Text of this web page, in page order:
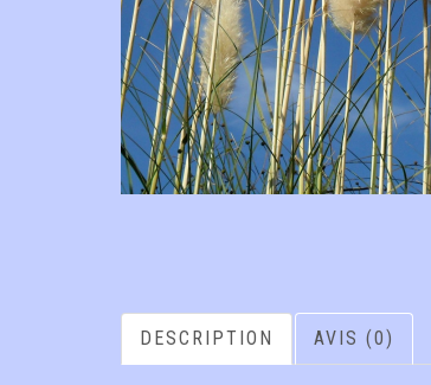
DESCRIPTION AVIS (0)